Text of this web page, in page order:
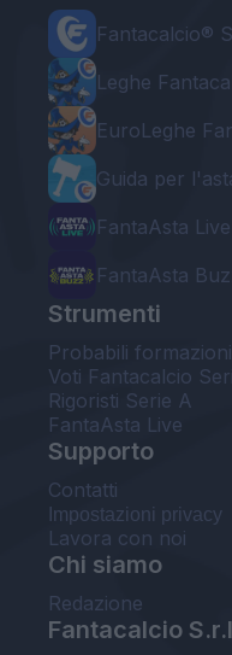
Fantacalcio®
Leghe
EuroLeghe
Guida per
FantaAsta Live
FantaAsta
Strumenti
Probabili formazioni
Voti Fantacalcio
Rigoristi Serie A
FantaAsta Live
Supporto
Contatti
Impostazioni privacy
Lavora con noi
Chi siamo
Redazione
Fantacalcio